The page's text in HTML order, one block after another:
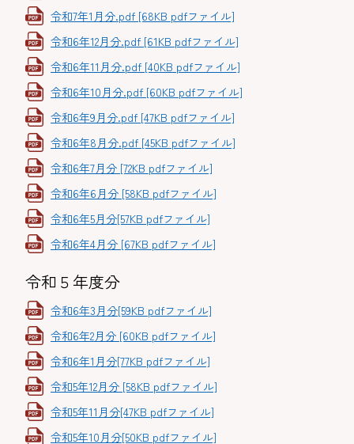
令和7年1月分.pdf [68KB pdfファイル]
令和6年12月分.pdf [61KB pdfファイル]
令和6年11月分.pdf [40KB pdfファイル]
令和6年10月分.pdf [60KB pdfファイル]
令和6年9月分.pdf [47KB pdfファイル]
令和6年8月分.pdf [45KB pdfファイル]
令和6年7月分 [72KB pdfファイル]
令和6年6月分 [58KB pdfファイル]
令和6年5月分[57KB pdfファイル]
令和6年4月分 [67KB pdfファイル]
令和５年度分
令和6年3月分[59KB pdfファイル]
令和6年2月分 [60KB pdfファイル]
令和6年1月分[77KB pdfファイル]
令和5年12月分 [58KB pdfファイル]
令和5年11月分[47KB pdfファイル]
令和5年10月分[50KB pdfファイル]